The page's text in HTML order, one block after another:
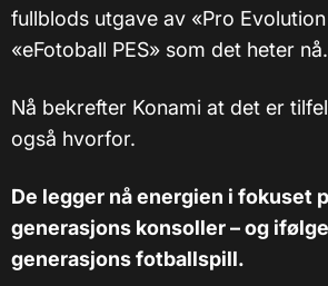
fullblods utgave av «Pro
«eFotoball PES» som det heter nå.
Nå bekrefter Konami at det er
også hvorfor.
De legger nå energien i fokuset
generasjons konsoller – og
generasjons fotballspill.